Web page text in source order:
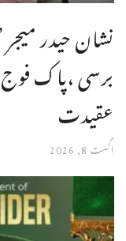
برسی ،پاک
عقیدت
اگست 8, 2026